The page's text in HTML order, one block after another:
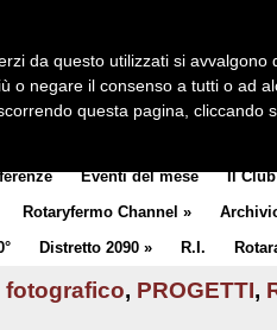
Eventi del mese Il Club
Rotaryfermo Channel »
Distretto 2090 » R.I.
, PROGETTI,
da questo utilizzati si
o negare il consenso a tutti o ad
questa pagina, cliccando